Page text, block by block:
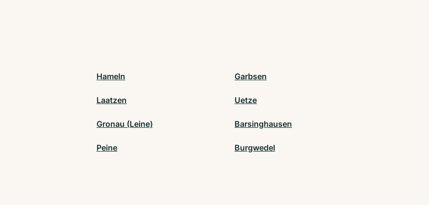
Hameln Garbsen
Laatzen Uetze
Gronau (Leine) Barsinghausen
Peine Burgwedel